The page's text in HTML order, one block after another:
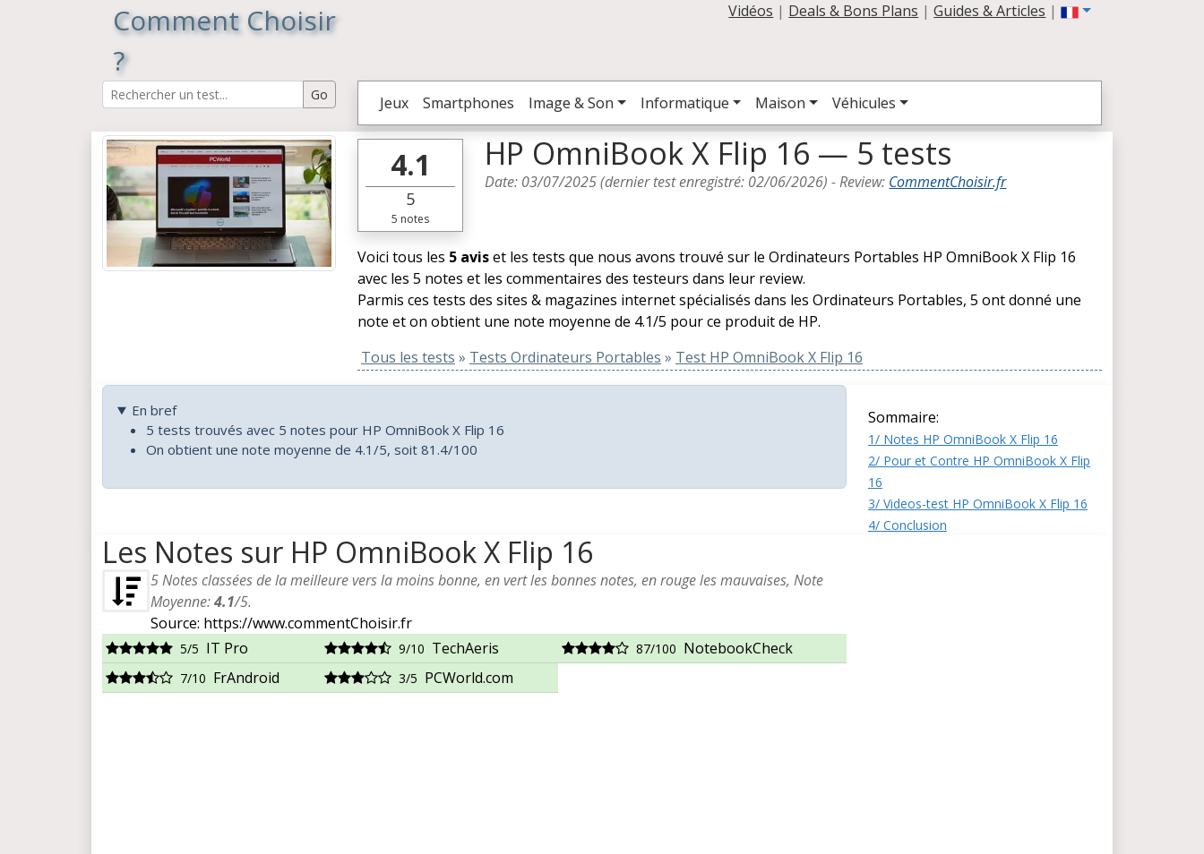
Comment Choisir
?
Vidéos | Deals & Bons Plans |Guides & Articles |
Jeux Smartphones Image & Son Informatique Maison Véhicules
4.1
5
5 notes
HP OmniBook X Flip 16 — 5 tests
Date: 03/07/2025(dernier test enregistré: 02/06/2026) -Review: CommentChoisir.fr
Voici tous les 5 aviset les tests que nous avons trouvé sur le Ordinateurs Portables HP OmniBook X Flip 16
avec les 5 notes et les commentaires des testeurs dans leur review.
Parmis ces tests des sites & magazines internet spécialisés dans les Ordinateurs Portables, 5 ont donné une
note et on obtient une note moyenne de 4.1/5 pour ce produit de HP.
Tous les tests » Tests Ordinateurs Portables » Test HP OmniBook X Flip 16
En bref
5 tests trouvés avec 5 notes pour HP OmniBook X Flip 16
On obtient une note moyenne de 4.1/5, soit 81.4/100
Sommaire:
1/ Notes HP OmniBook X Flip 16
2/ Pour et Contre HP OmniBook X Flip
16
3/ Videos-test HP OmniBook X Flip 16
4/ Conclusion
Les Notes sur HP OmniBook X Flip 16
5Notes classées de la meilleure vers la moins bonne, en vert les bonnes notes, en rouge les mauvaises, Note
Moyenne:4.1/5.
Source: https://www.commentChoisir.fr
5/5 IT Pro 9/10 TechAeris 87/100 NotebookCheck
7/10 FrAndroid 3/5 PCWorld.com